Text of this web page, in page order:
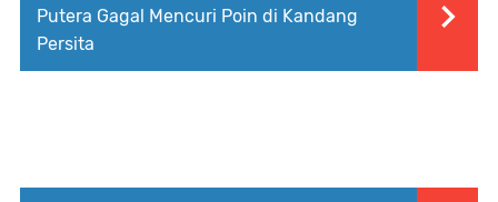
Putera Gagal Mencuri Poin di Kandang
Persita